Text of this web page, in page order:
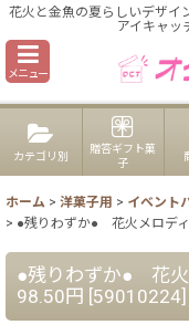
花火と金魚の夏らしいデザイ
アイキャッ
メニュー
カテゴリ別
贈答ギフト菓
子
ホーム > 洋菓子用 > イベント
> ●残りわずか● 花火メロデ
●残りわずか● 花
98.50円 [59010224]